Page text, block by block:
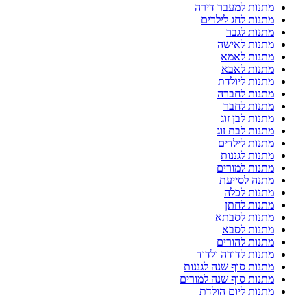
מתנות למעבר דירה
מתנות לחג לילדים
מתנות לגבר
מתנות לאישה
מתנות לאמא
מתנות לאבא
מתנות ליולדת
מתנות לחברה
מתנות לחבר
מתנות לבן זוג
מתנות לבת זוג
מתנות לילדים
מתנות לגננות
מתנות למורים
מתנה לסייעת
מתנות לכלה
מתנות לחתן
מתנות לסבתא
מתנות לסבא
מתנות להורים
מתנות לדודה ולדוד
מתנות סוף שנה לגננות
מתנות סוף שנה למורים
מתנות ליום הולדת